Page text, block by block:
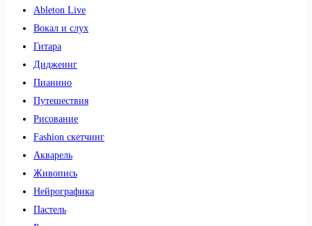
Ableton Live
Вокал и слух
Гитара
Диджеинг
Пианино
Путешествия
Рисование
Fashion скетчинг
Акварель
Живопись
Нейрографика
Пастель